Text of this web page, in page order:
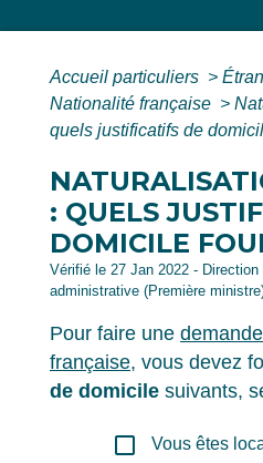
Accueil particuliers >
Nationalité française >
quels justificatifs de
: QUELS
DOMICILE
Vérifié le 27 Jan 2022 -
administrative (Première
Pour faire une
française, vous devez
de domicile suivants,
check_box_outline_blank Vous êtes